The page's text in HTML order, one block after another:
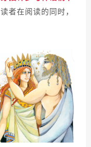
者在阅读的同时，